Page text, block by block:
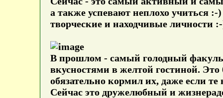
а также успевают неплохо учиться
творческие и находчивые личности
В прошлом - самый голодный
вкусностями в желтой гостиной.
обязательно кормил их, даже если
Сейчас это дружелюбный и